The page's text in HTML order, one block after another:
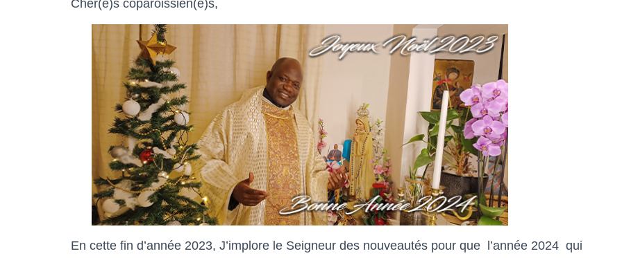
Cher(e)s coparoissien(e)s,
En cette fin d’année 2023, J’implore le Seigneur des nouveautés pour que l’année 2024 qui